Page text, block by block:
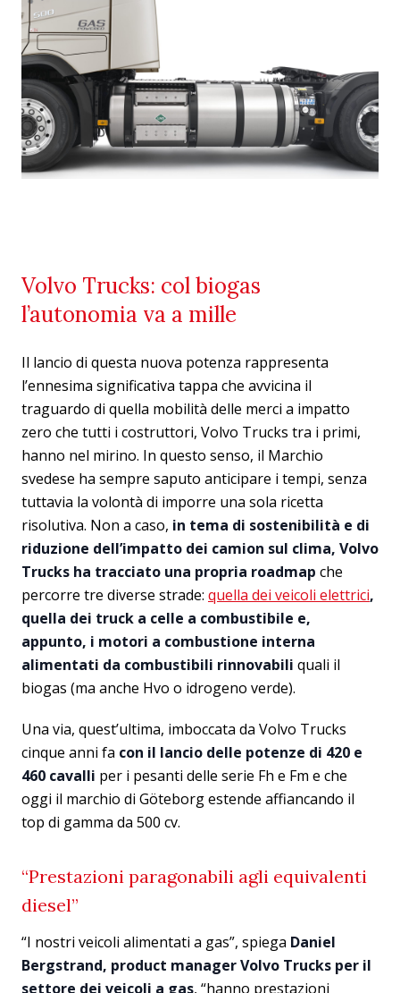
Volvo Trucks: col biogas
l’autonomia va a mille
Il lancio di questa nuova potenza rappresenta
l’ennesima significativa tappa che avvicina il
traguardo di quella mobilità delle merci a impatto
zero che tutti i costruttori, Volvo Trucks tra i primi,
hanno nel mirino. In questo senso, il Marchio
svedese ha sempre saputo anticipare i tempi, senza
tuttavia la volontà di imporre una sola ricetta
risolutiva. Non a caso, in tema di sostenibilità e di
riduzione dell’impatto dei camion sul clima, Volvo
Trucks ha tracciato una propria roadmap che
percorre tre diverse strade: quella dei veicoli elettrici,
quella dei truck a celle a combustibile e,
appunto, i motori a combustione interna
alimentati da combustibili rinnovabili quali il
biogas (ma anche Hvo o idrogeno verde).
Una via, quest’ultima, imboccata da Volvo Trucks
cinque anni fa con il lancio delle potenze di 420 e
460 cavalli per i pesanti delle serie Fh e Fm e che
oggi il marchio di Göteborg estende affiancando il
top di gamma da 500 cv.
“Prestazioni paragonabili agli equivalenti
diesel”
“I nostri veicoli alimentati a gas”, spiega Daniel
Bergstrand, product manager Volvo Trucks per il
settore dei veicoli a gas, “hanno prestazioni